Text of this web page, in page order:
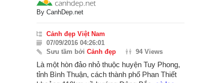
By CanhDep.net
Cảnh đẹp Việt Nam
07/09/2016 04:26:01
Sưu tầm bởi Cảnh đẹp 94 Views
Là một hòn đảo nhỏ thuộc huyện Tuy Phong,
tỉnh Bình Thuận, cách thành phố Phan Thiết